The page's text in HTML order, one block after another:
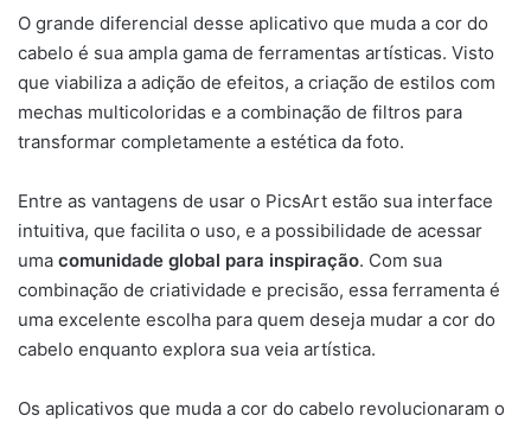
O grande diferencial desse aplicativo que muda a cor do
cabelo é sua ampla gama de ferramentas artísticas. Visto
que viabiliza a adição de efeitos, a criação de estilos com
mechas multicoloridas e a combinação de filtros para
transformar completamente a estética da foto.
Entre as vantagens de usar o PicsArt estão sua interface
intuitiva, que facilita o uso, e a possibilidade de acessar
uma comunidade global para inspiração. Com sua
combinação de criatividade e precisão, essa ferramenta é
uma excelente escolha para quem deseja mudar a cor do
cabelo enquanto explora sua veia artística.
Os aplicativos que muda a cor do cabelo revolucionaram o